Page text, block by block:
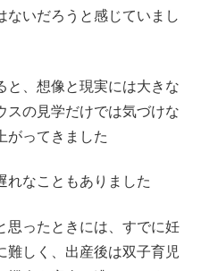
ないだろうと感じていまし
と、想像と現実には大きな
スの見学だけでは気づけな
がってきました
れなこともありました
思ったときには、すでに妊
難しく、出産後は双子育児